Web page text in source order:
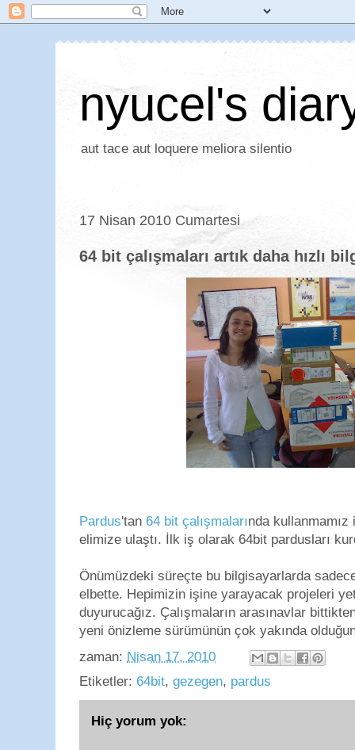
nyucel's
aut tace aut loquere meliora silentio
17 Nisan 2010 Cumartesi
64 bit çalışmaları artık daha hızlı
Pardus'tan 64 bit çalışmalarında
elimize ulaştı. İlk iş olarak 64bit pardusları
Önümüzdeki süreçte bu bilgisayarlarda
elbette. Hepimizin işine yarayacak projeleri
duyurucağız. Çalışmaların arasınavlar
yeni önizleme sürümünün çok yakında
zaman: Nisan 17, 2010
Etiketler: 64bit, gezegen, pardus
Hiç yorum yok: